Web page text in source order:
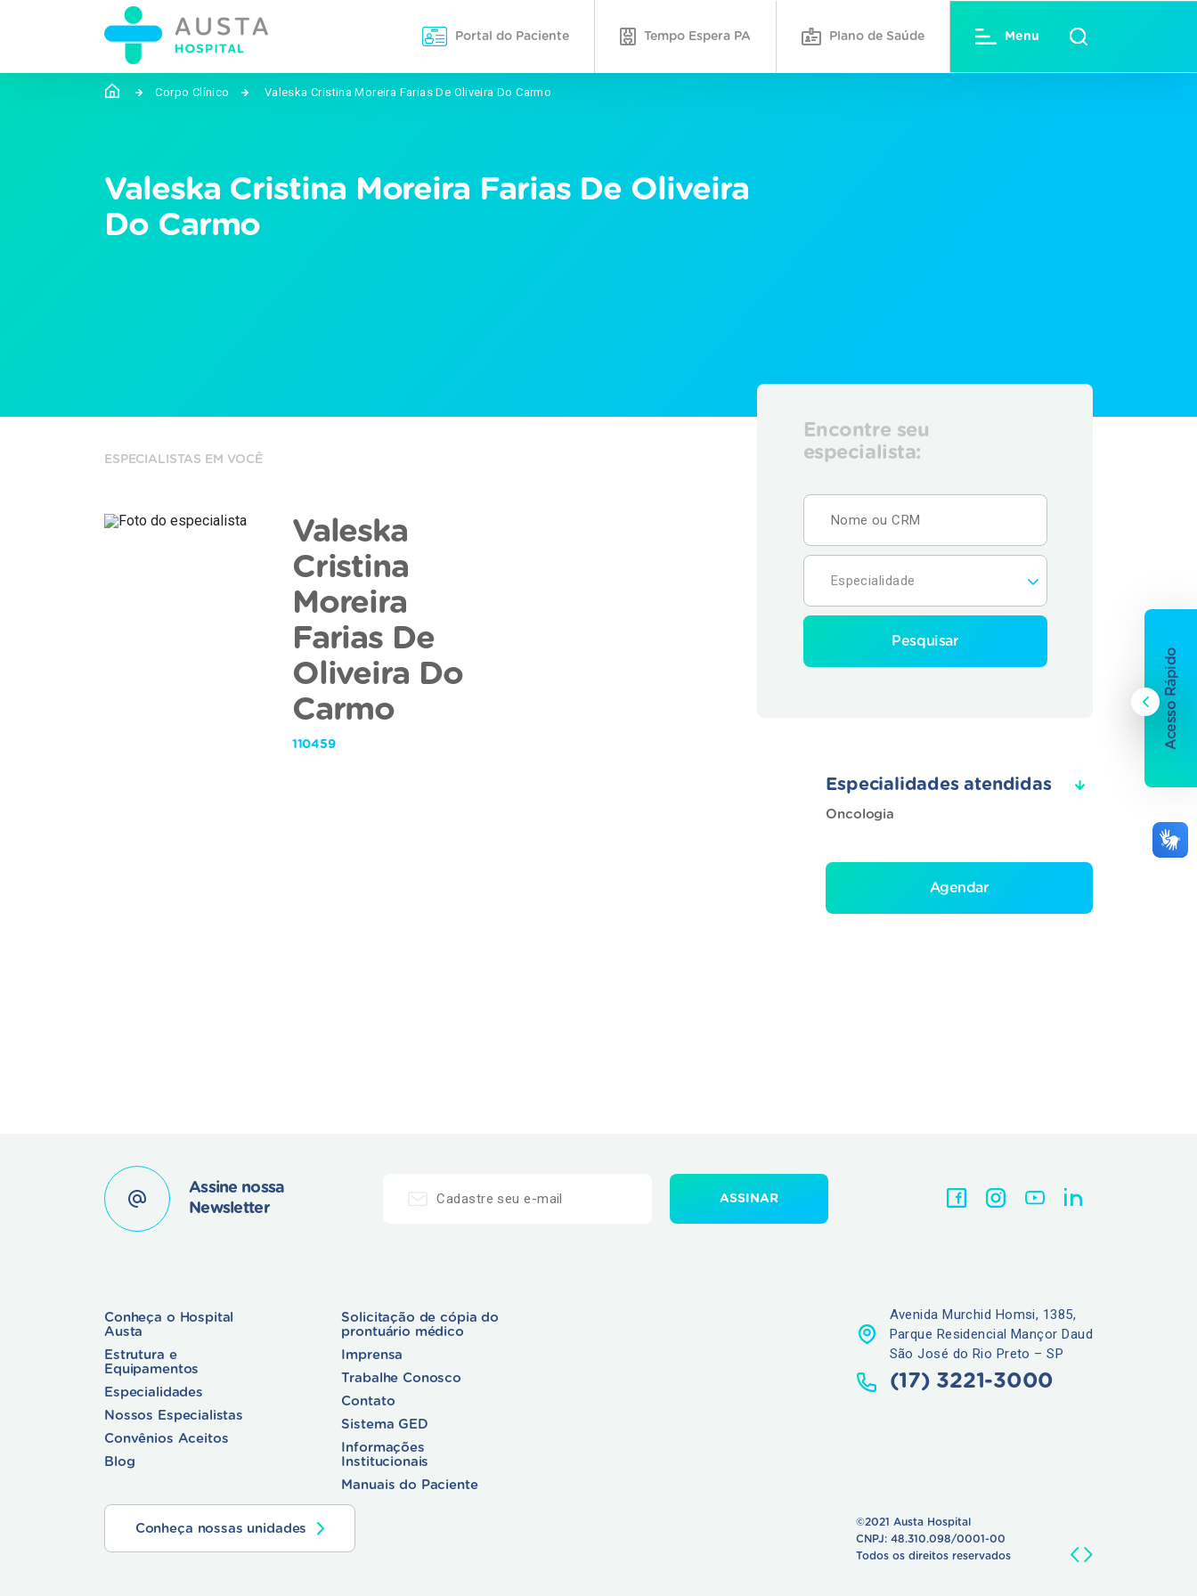
Portal do Paciente Tempo Espera PA Plano de Saúde Menu
Acesso Rápido
Corpo Clínico Valeska Cristina Moreira Farias De Oliveira Do Carmo
Valeska Cristina Moreira Farias De Oliveira
Do Carmo
ESPECIALISTAS EM VOCÊ
Valeska
Cristina
Moreira
Farias De
Oliveira Do
Carmo
110459
Encontre seu
especialista:
Pesquisar
Especialidades atendidas
Oncologia
Agendar
Assine nossa
Newsletter
Conheça o Hospital
Austa
Estrutura e
Equipamentos
Especialidades
Nossos Especialistas
Convênios Aceitos
Blog
Conheça nossas unidades
Solicitação de cópia do
prontuário médico
Imprensa
Trabalhe Conosco
Contato
Sistema GED
Informações
Institucionais
Manuais do Paciente
Avenida Murchid Homsi, 1385,
Parque Residencial Mançor Daud
São José do Rio Preto – SP
(17) 3221-3000
©2021 Austa Hospital
CNPJ: 48.310.098/0001-00
Todos os direitos reservados